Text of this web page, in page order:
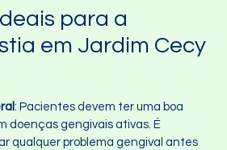
para a
em Jardim Cecy
: Pacientes devem ter uma boa
doenças gengivais ativas. É
qualquer problema gengival antes